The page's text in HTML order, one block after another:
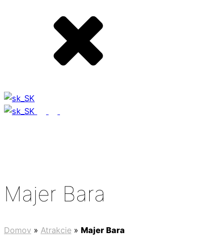
Majer Bara
Domov » Atrakcie » Majer Bara